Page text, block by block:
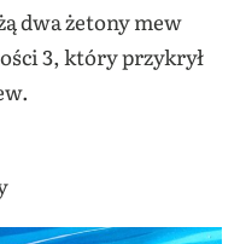
dwa żetony mew
3, który przykrył